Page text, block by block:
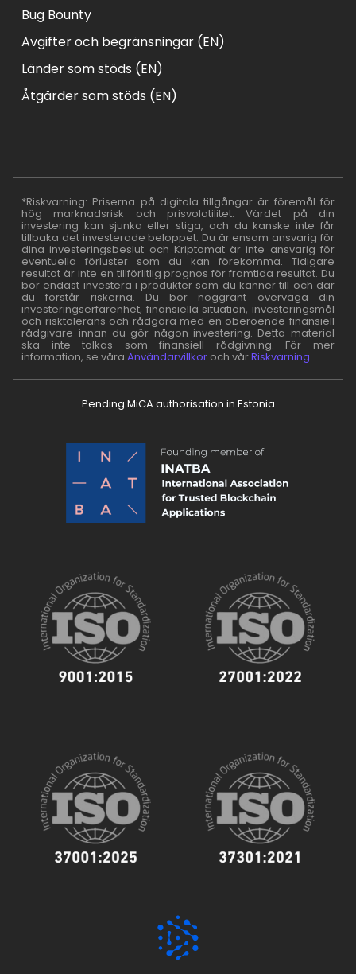
Bug Bounty
Avgifter och begränsningar (EN)
Länder som stöds (EN)
Åtgärder som stöds (EN)
*Riskvarning: Priserna på digitala tillgångar är föremål för
hög marknadsrisk och prisvolatilitet. Värdet på din
investering kan sjunka eller stiga, och du kanske inte får
tillbaka det investerade beloppet. Du är ensam ansvarig för
dina investeringsbeslut och Kriptomat är inte ansvarig för
eventuella förluster som du kan förekomma. Tidigare
resultat är inte en tillförlitlig prognos för framtida resultat. Du
bör endast investera i produkter som du känner till och där
du förstår riskerna. Du bör noggrant överväga din
investeringserfarenhet, finansiella situation, investeringsmål
och risktolerans och rådgöra med en oberoende finansiell
rådgivare innan du gör någon investering. Detta material
ska inte tolkas som finansiell rådgivning. För mer
information, se våraAnvändarvillkor och vårRiskvarning.
Pending MiCA authorisation in Estonia